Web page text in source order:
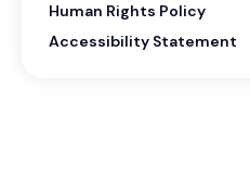
Human Rights Policy
Accessibility Statement